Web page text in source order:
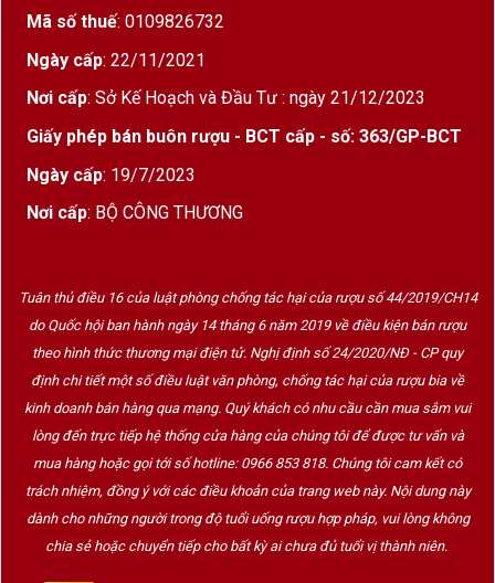
Mã số thuế: 0109826732
Ngày cấp: 22/11/2021
Nơi cấp: Sở Kế Hoạch và Đầu Tư : ngày 21/12/2023
Giấy phép bán buôn rượu - BCT cấp - số: 363/GP-BCT
Ngày cấp: 19/7/2023
Nơi cấp: BỘ CÔNG THƯƠNG
Tuân thủ điều 16 của luật phòng chống tác hại của rượu số 44/2019/CH14
do Quốc hội ban hành ngày 14 tháng 6 năm 2019 về điều kiện bán rượu
theo hình thức thương mại điện tử. Nghị định số 24/2020/NĐ - CP quy
định chi tiết một số điều luật văn phòng, chống tác hại của rượu bia về
kinh doanh bán hàng qua mạng. Quý khách có nhu cầu cần mua sắm vui
lòng đến trực tiếp hệ thống cửa hàng của chúng tôi để được tư vấn và
mua hàng hoặc gọi tới số hotline: 0966 853 818. Chúng tôi cam kết có
trách nhiệm, đồng ý với các điều khoản của trang web này. Nội dung này
dành cho những người trong độ tuổi uống rượu hợp pháp, vui lòng không
chia sẻ hoặc chuyển tiếp cho bất kỳ ai chưa đủ tuổi vị thành niên.